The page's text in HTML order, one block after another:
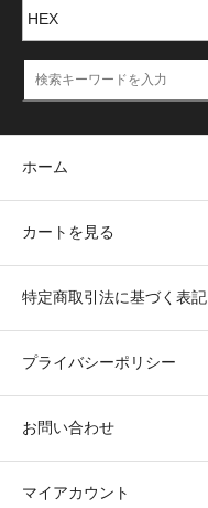
ホーム
カートを見る
特定商取引法に基づく表記
プライバシーポリシー
お問い合わせ
マイアカウント